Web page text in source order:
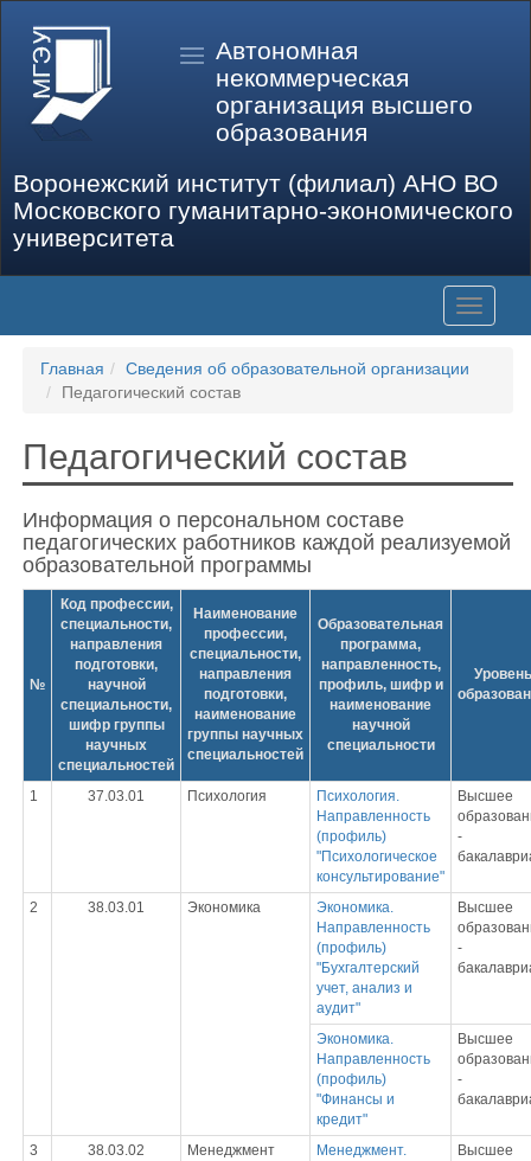
Автономная
некоммерческая
организация высшего
образования
Воронежский институт (филиал) АНО ВО
Московского гуманитарно-экономического
университета
Toggle
Главная
Сведения об образовательной организации
Педагогический состав
Педагогический состав
Информация о персональном составе
педагогических работников каждой реализуемой
образовательной программы
№
Код профессии,
специальности,
направления
подготовки,
научной
специальности,
шифр группы
научных
специальностей
Наименование
профессии,
специальности,
направления
подготовки,
наименование
группы научных
специальностей
Образовательная
программа,
направленность,
профиль, шифр и
наименование
научной
специальности
Уровень
1 37.03.01 Психология
Психология.
Направленность
(профиль)
"Психологическое
консультирование"
Высшее
-
2 38.03.01 Экономика
Экономика.
Направленность
(профиль)
"Бухгалтерский
учет, анализ и
аудит"
Высшее
-
Экономика.
Направленность
(профиль)
"Финансы и
кредит"
Высшее
-
3 38.03.02 Менеджмент
Менеджмент.
Высшее